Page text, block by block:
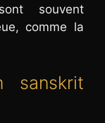
souvent
comme la
sanskrit